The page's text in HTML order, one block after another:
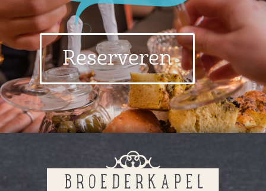
Reserveren